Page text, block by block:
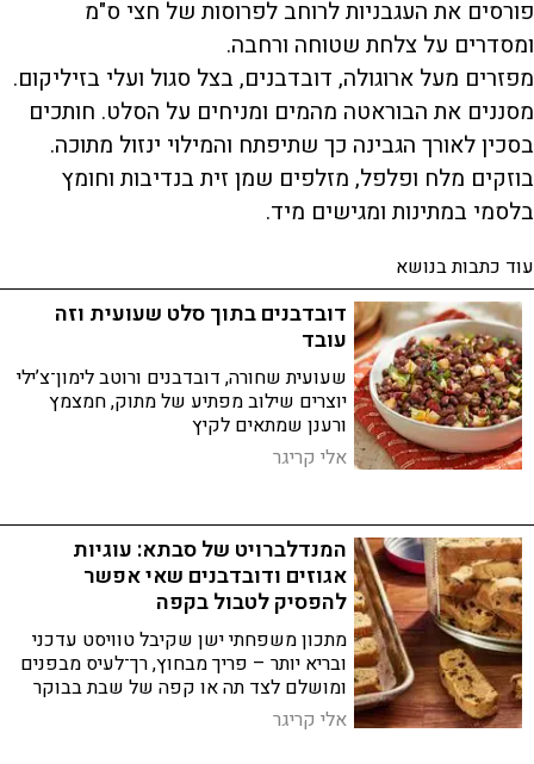
פורסים את העגבניות לרוחב לפרוסות של חצי ס"מ
ומסדרים על צלחת שטוחה ורחבה.
מפזרים מעל ארוגולה, דובדבנים, בצל סגול ועלי בזיליקום.
מסננים את הבוראטה מהמים ומניחים על הסלט. חותכים
בסכין לאורך הגבינה כך שתיפתח והמילוי ינזול מתוכה.
בוזקים מלח ופלפל, מזלפים שמן זית בנדיבות וחומץ
בלסמי במתינות ומגישים מיד.
עוד כתבות בנושא
דובדבנים בתוך סלט שעועית וזה
עובד
שעועית שחורה, דובדבנים ורוטב לימון־צ’ילי
יוצרים שילוב מפתיע של מתוק, חמצמץ
ורענן שמתאים לקיץ
אלי קריגר
המנדלברויט של סבתא: עוגיות
אגוזים ודובדבנים שאי אפשר
להפסיק לטבול בקפה
מתכון משפחתי ישן שקיבל טוויסט עדכני
ובריא יותר – פריך מבחוץ, רך־לעיס מבפנים
ומושלם לצד תה או קפה של שבת בבוקר
אלי קריגר